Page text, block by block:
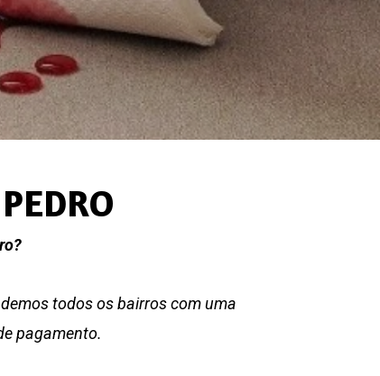
todos os bairros com uma
pagamento.